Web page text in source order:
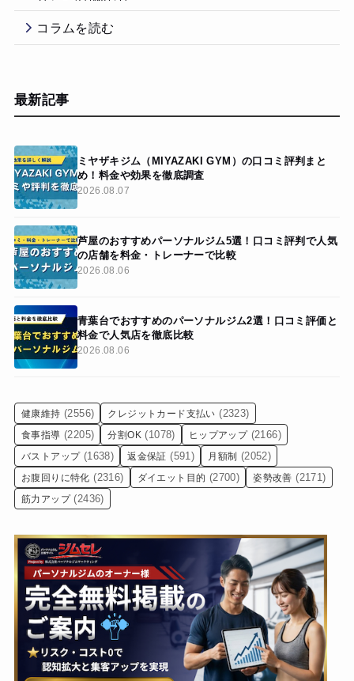
コラムを読む
最新記事
ミヤザキジム（MIYAZAKI GYM）の口コミ評判まと
め！料金や効果を徹底調査
2026.08.07
芦屋のおすすめパーソナルジム5選！口コミ評判で人気
の店舗を料金・トレーナーで比較
2026.08.06
青葉台でおすすめのパーソナルジム2選！口コミ評価と
料金で人気店を徹底比較
2026.08.06
健康維持 (2556) クレジットカード支払い (2323)
食事指導 (2205) 分割OK (1078) ヒップアップ (2166)
バストアップ (1638) 返金保証 (591) 月額制 (2052)
お腹回りに特化 (2316) ダイエット目的 (2700) 姿勢改善 (2171)
筋力アップ (2436)